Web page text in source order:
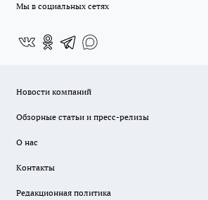
Мы в социальных сетях
Новости компаний
Обзорные статьи и пресс-релизы
О нас
Контакты
Редакционная политика